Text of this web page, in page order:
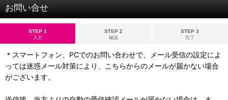
お問い合せ
STEP 1
入力
STEP 2
確認
STEP 3
完了
＊スマートフォン、PCでのお問い合わせで、メール受信の設定によ
っては迷惑メール対策により、こちらからのメールが届かない場合
がございます。